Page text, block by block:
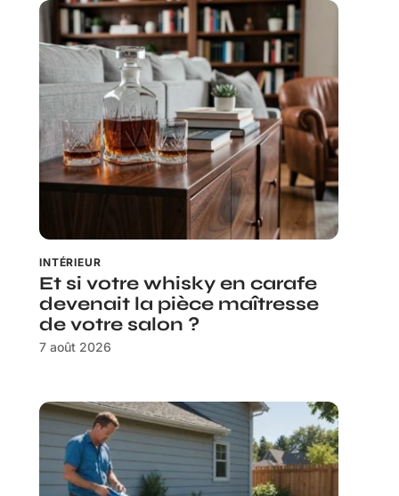
INTÉRIEUR
Et si votre whisky en carafe
devenait la pièce maîtresse
de votre salon ?
7 août 2026